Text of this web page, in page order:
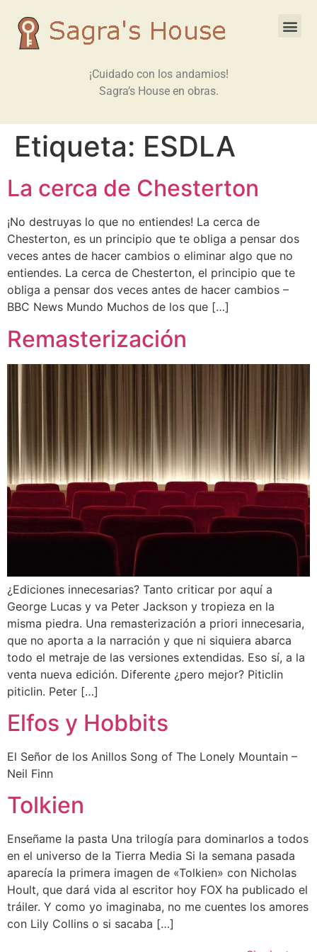
¡Cuidado con los andamios!
Sagra’s House en obras.
Etiqueta: ESDLA
La cerca de Chesterton
¡No destruyas lo que no entiendes! La cerca de
Chesterton, es un principio que te obliga a pensar dos
veces antes de hacer cambios o eliminar algo que no
entiendes. La cerca de Chesterton, el principio que te
obliga a pensar dos veces antes de hacer cambios –
BBC News Mundo Muchos de los que […]
Remasterización
¿Ediciones innecesarias? Tanto criticar por aquí a
George Lucas y va Peter Jackson y tropieza en la
misma piedra. Una remasterización a priori innecesaria,
que no aporta a la narración y que ni siquiera abarca
todo el metraje de las versiones extendidas. Eso sí, a la
venta nueva edición. Diferente ¿pero mejor? Piticlin
piticlin. Peter […]
Elfos y Hobbits
El Señor de los Anillos Song of The Lonely Mountain –
Neil Finn
Tolkien
Enseñame la pasta Una trilogía para dominarlos a todos
en el universo de la Tierra Media Si la semana pasada
aparecía la primera imagen de «Tolkien» con Nicholas
Hoult, que dará vida al escritor hoy FOX ha publicado el
tráiler. Y como yo imaginaba, no me cuentes los amores
con Lily Collins o si sacaba […]